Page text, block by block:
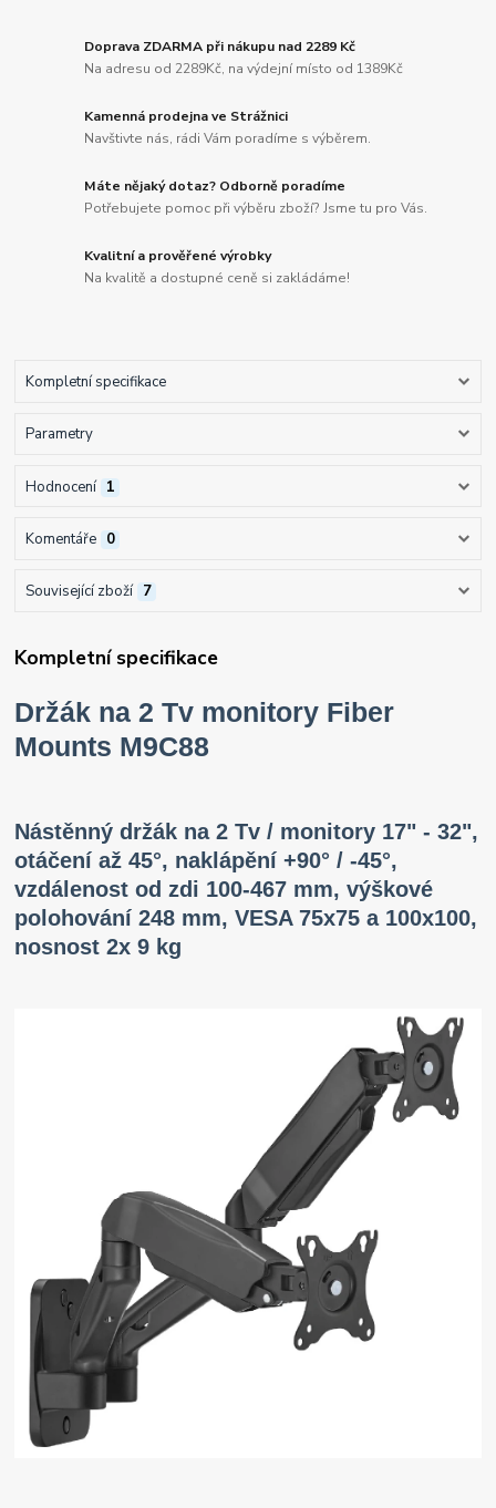
Doprava ZDARMA při nákupu nad 2289 Kč
Na adresu od 2289Kč, na výdejní místo od 1389Kč
Kamenná prodejna ve Strážnici
Navštivte nás, rádi Vám poradíme s výběrem.
Máte nějaký dotaz? Odborně poradíme
Potřebujete pomoc při výběru zboží? Jsme tu pro Vás.
Kvalitní a prověřené výrobky
Na kvalitě a dostupné ceně si zakládáme!
Kompletní specifikace
Parametry
Hodnocení 1
Komentáře 0
Související zboží 7
Kompletní specifikace
Držák na 2 Tv monitory Fiber
Mounts M9C88
Nástěnný držák na 2 Tv / monitory 17" - 32",
otáčení až 45°, naklápění +90° / -45°,
vzdálenost od zdi 100-467 mm, výškové
polohování 248 mm, VESA 75x75 a 100x100,
nosnost 2x 9 kg